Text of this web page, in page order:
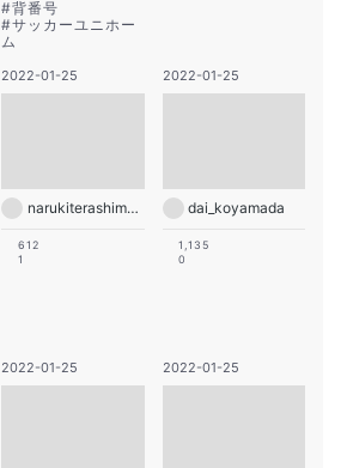
#背番号
#サッカーユニホー
ム
2022-01-25
narukiterashima18
612
1
2022-01-25
dai_koyamada
1,135
0
2022-01-25 2022-01-25